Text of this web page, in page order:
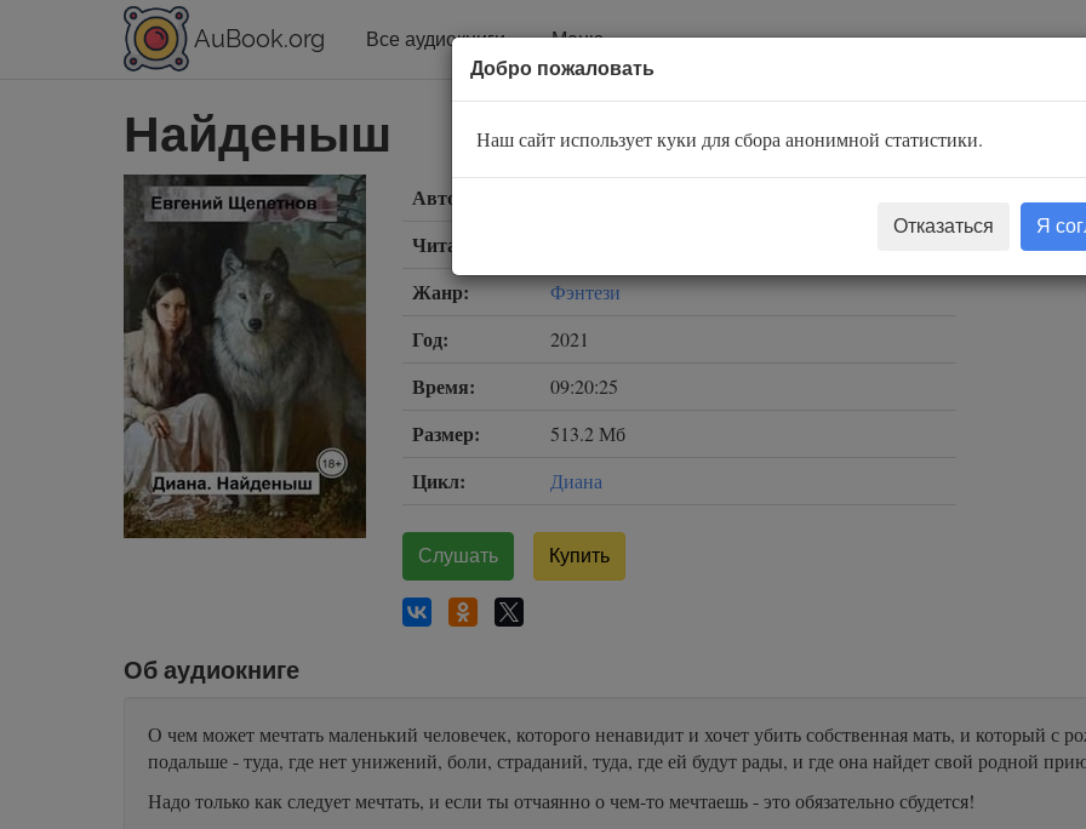
AuBook.org Все аудиокниги Меню
Найденыш
Автор:
Читает:
Жанр: Фэнтези
Год: 2021
Время: 09:20:25
Размер: 513.2 Мб
Цикл: Диана
Слушать Купить
Об аудиокниге
О чем может мечтать маленький человечек, которого ненавидит и хочет убить собственная мать, и который с
подальше - туда, где нет унижений, боли, страданий, туда, где ей будут рады, и где она найдет свой родной
Надо только как следует мечтать, и если ты отчаянно о чем-то мечтаешь - это обязательно сбудется!
Добро пожаловать
Наш сайт использует куки для сбора анонимной статистики.
Отказаться Я